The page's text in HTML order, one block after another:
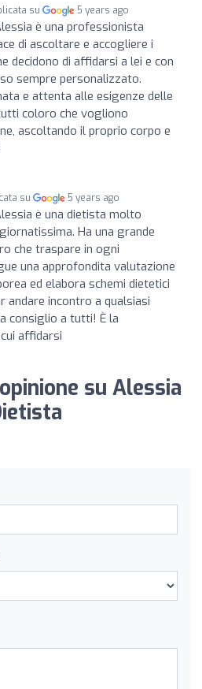
su 5 years ago
è una professionista
di ascoltare e accogliere i
decidono di affidarsi a lei e con
sempre personalizzato.
e attenta alle esigenze delle
coloro che vogliono
ascoltando il proprio corpo e
su 5 years ago
è una dietista molto
Ha una grande
che traspare in ogni
una approfondita valutazione
ed elabora schemi dietetici
andare incontro a qualsiasi
consiglio a tutti! È la
affidarsi
su Alessia